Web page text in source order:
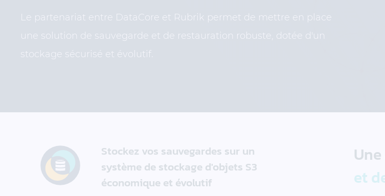
Le partenariat entre DataCore et Rubrik permet de mettre en place
une solution de sauvegarde et de restauration robuste, dotée d'un
stockage sécurisé et évolutif.
Stockez vos sauvegardes sur un
système de stockage d'objets S3
économique et évolutif
et